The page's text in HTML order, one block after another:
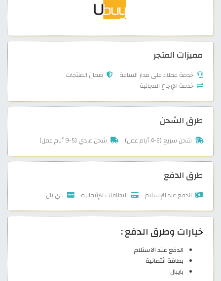
مميزات المتجر
خدمة عملاء على مدار الساعة
ضمان المنتجات
خدمة الإرجاع المجانية
طرق الشحن
شحن سريع (2-4 أيام عمل) شحن عادي (5-9 أيام عمل)
طرق الدفع
الدفع عند الإستلام البطاقات الإئتمانية باي بال
خيارات وطرق الدفع :
الدفع عند الاستلام
بطاقة ائتمانية
بايبال